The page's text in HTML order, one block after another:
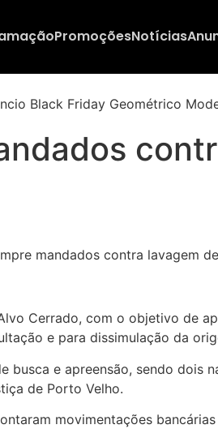
PromoçõesNotícias
Cerrado, com o objetivo de
e para dissimulação da
e apreensão, sendo dois
de Porto Velho.
movimentações